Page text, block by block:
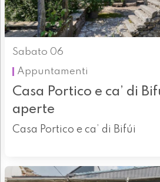
Sabato 06
Appuntamenti
Casa Portico e ca’ di
aperte
Casa Portico e ca’ di Bifúi